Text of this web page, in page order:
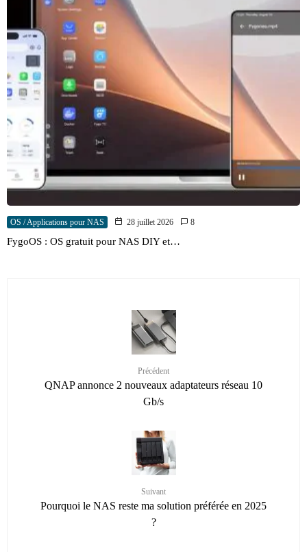
OS / Applications pour NAS 28 juillet 2026 8
FygoOS : OS gratuit pour NAS DIY et…
Précédent
QNAP annonce 2 nouveaux adaptateurs réseau 10
Gb/s
Suivant
Pourquoi le NAS reste ma solution préférée en 2025
?